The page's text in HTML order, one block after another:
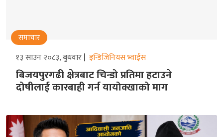
समाचार
१३ साउन २०८३, बुधवार इन्डिजिनियस भ्वाईस
बिजयपुरगढी क्षेत्रबाट चिन्डो प्रतिमा हटाउने
दोषीलाई कारबाही गर्न यायोक्खाको माग